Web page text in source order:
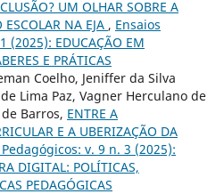
UM OLHAR SOBRE A
NA EJA , Ensaios
(2025): EDUCAÇÃO EM
E PRÁTICAS
Coelho, Jeniffer da Silva
Lima Paz, Vagner Herculano de
Barros, ENTRE A
E A UBERIZAÇÃO DA
v. 9 n. 3 (2025):
DIGITAL: POLÍTICAS,
PEDAGÓGICAS